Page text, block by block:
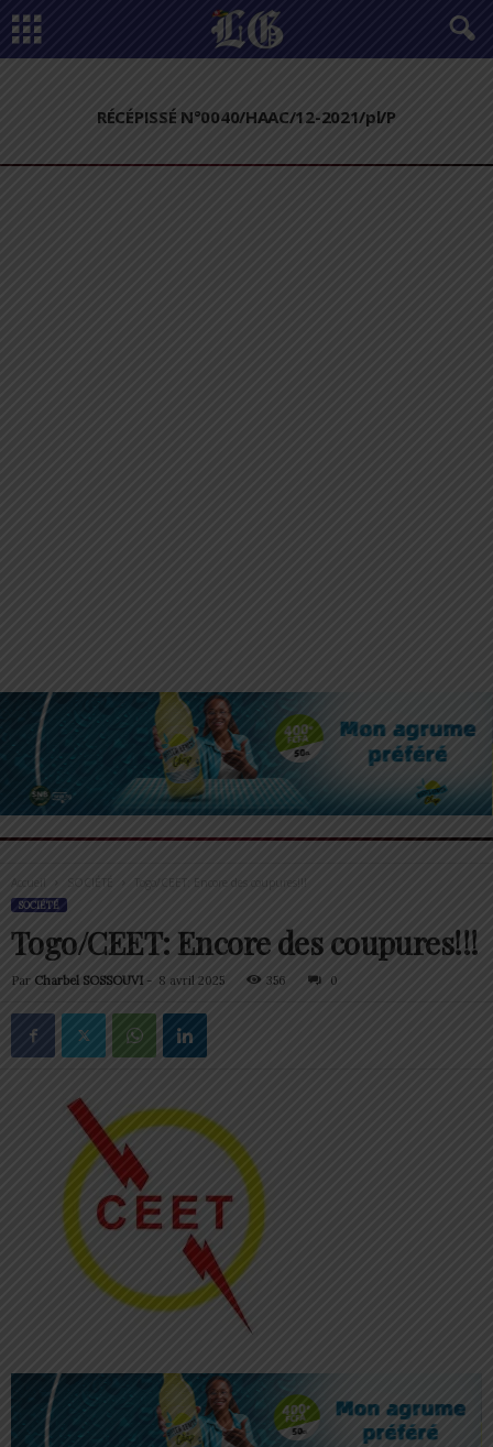
RÉCÉPISSÉ N°0040/HAAC/12-2021/pl/P
Accueil Togo/CEET: Encore des coupures!!!
SOCIÉTÉ
Togo/CEET: Encore des coupures!!!
Par Charbel SOSSOUVI - 8 avril 2025 356 0